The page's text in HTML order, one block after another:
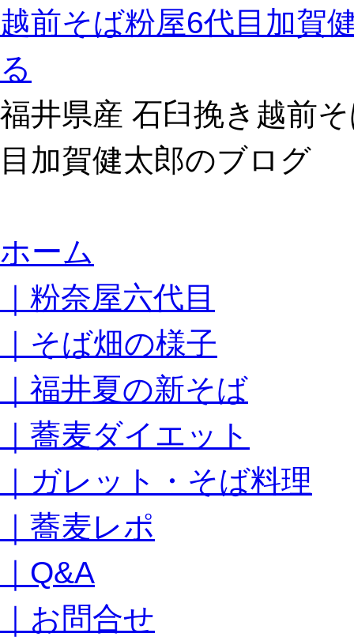
越前そば粉屋6代目加賀
る
福井県産 石臼挽き越前
目加賀健太郎のブログ
ン
ツ
プ
ホーム
｜粉奈屋六代目
｜そば畑の様子
｜福井夏の新そば
｜蕎麦ダイエット
｜ガレット・そば料理
｜蕎麦レポ
｜Q&A
｜お問合せ